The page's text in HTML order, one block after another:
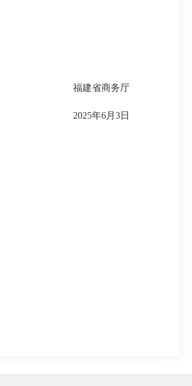
福建省商务厅
2025年6月3日